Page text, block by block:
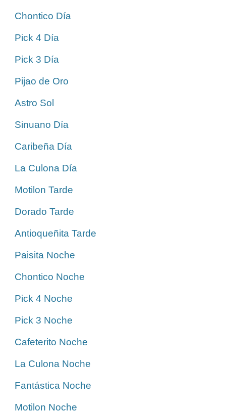
Chontico Día
Pick 4 Día
Pick 3 Día
Pijao de Oro
Astro Sol
Sinuano Día
Caribeña Día
La Culona Día
Motilon Tarde
Dorado Tarde
Antioqueñita Tarde
Paisita Noche
Chontico Noche
Pick 4 Noche
Pick 3 Noche
Cafeterito Noche
La Culona Noche
Fantástica Noche
Motilon Noche